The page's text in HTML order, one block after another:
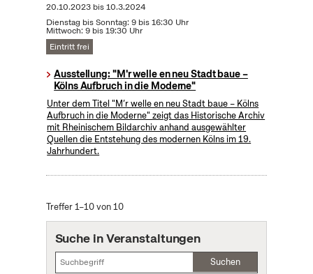
20.10.2023bis10.3.2024
Dienstag bis Sonntag: 9 bis 16:30 Uhr
Mittwoch: 9 bis 19:30 Uhr
Eintritt frei
Ausstellung: "M'r welle en neu Stadt baue –
Kölns Aufbruch in die Moderne"
Unter dem Titel "M’r welle en neu Stadt baue – Kölns
Aufbruch in die Moderne" zeigt das Historische Archiv
mit Rheinischem Bildarchiv anhand ausgewählter
Quellen die Entstehung des modernen Kölns im 19.
Jahrhundert.
Treffer 1–10 von 10
Suche in Veranstaltungen
Suchen